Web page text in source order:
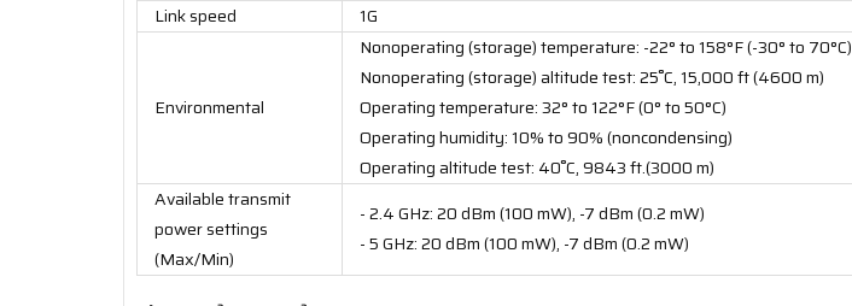
Link speed
1G
Environmental
Nonoperating (storage) temperature: -22° to 158°F (-30° to 70°C)
Nonoperating (storage) altitude test: 25˚C, 15,000 ft (4600 m)
Operating temperature: 32° to 122°F (0° to 50°C)
Operating humidity: 10% to 90% (noncondensing)
Operating altitude test: 40˚C, 9843 ft.(3000 m)
Available transmit
power settings
(Max/Min)
- 2.4 GHz: 20 dBm (100 mW), -7 dBm (0.2 mW)
- 5 GHz: 20 dBm (100 mW), -7 dBm (0.2 mW)